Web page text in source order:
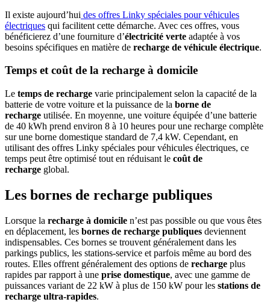
Il existe aujourd’hui des offres Linky spéciales pour véhicules
électriques qui facilitent cette démarche. Avec ces offres, vous
bénéficierez d’une fourniture d’électricité verte adaptée à vos
besoins spécifiques en matière de recharge de véhicule électrique.
Temps et coût de la recharge à domicile
Le temps de recharge varie principalement selon la capacité de la
batterie de votre voiture et la puissance de la borne de
recharge utilisée. En moyenne, une voiture équipée d’une batterie
de 40 kWh prend environ 8 à 10 heures pour une recharge complète
sur une borne domestique standard de 7,4 kW. Cependant, en
utilisant des offres Linky spéciales pour véhicules électriques, ce
temps peut être optimisé tout en réduisant le coût de
recharge global.
Les bornes de recharge publiques
Lorsque la recharge à domicile n’est pas possible ou que vous êtes
en déplacement, les bornes de recharge publiques deviennent
indispensables. Ces bornes se trouvent généralement dans les
parkings publics, les stations-service et parfois même au bord des
routes. Elles offrent généralement des options de recharge plus
rapides par rapport à une prise domestique, avec une gamme de
puissances variant de 22 kW à plus de 150 kW pour les stations de
recharge ultra-rapides.